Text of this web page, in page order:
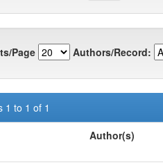
Page Authors/Record:
1 to 1 of 1
Author(s)